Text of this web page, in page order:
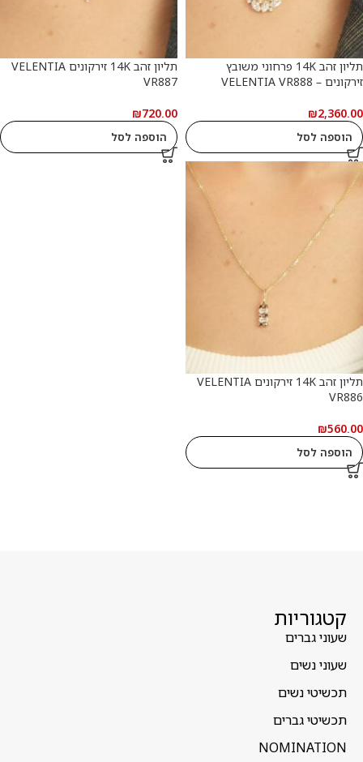
תליון זהב 14K פרחוני משובץ
זירקונים – VELENTIA VR888
₪2,360.00
הוספה לסל
תליון זהב 14K זירקונים VELENTIA
VR887
₪720.00
הוספה לסל
תליון זהב 14K זירקונים VELENTIA
VR886
₪560.00
הוספה לסל
קטגוריות
שעוני גברים
שעוני נשים
תכשיטי נשים
תכשיטי גברים
NOMINATION